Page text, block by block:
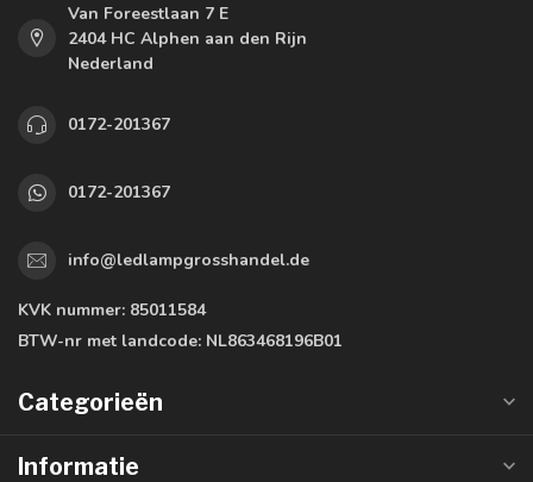
Van Foreestlaan 7 E
2404 HC Alphen aan den Rijn
Nederland
0172-201367
0172-201367
info@ledlampgrosshandel.de
KVK nummer: 85011584
BTW-nr met landcode: NL863468196B01
Categorieën
Informatie